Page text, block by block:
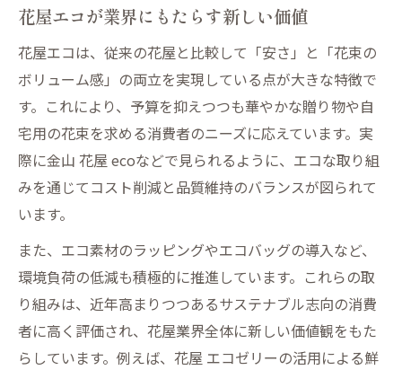
花屋エコが業界にもたらす新しい価値
花屋エコは、従来の花屋と比較して「安さ」と「花束の
ボリューム感」の両立を実現している点が大きな特徴で
す。これにより、予算を抑えつつも華やかな贈り物や自
宅用の花束を求める消費者のニーズに応えています。実
際に金山 花屋 ecoなどで見られるように、エコな取り組
みを通じてコスト削減と品質維持のバランスが図られて
います。
また、エコ素材のラッピングやエコバッグの導入など、
環境負荷の低減も積極的に推進しています。これらの取
り組みは、近年高まりつつあるサステナブル志向の消費
者に高く評価され、花屋業界全体に新しい価値観をもた
らしています。例えば、花屋 エコゼリーの活用による鮮